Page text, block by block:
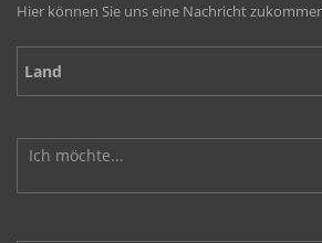
Hier können Sie uns eine Nachricht